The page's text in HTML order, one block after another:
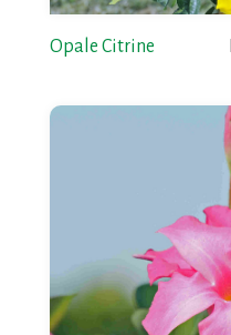
Opale Citrine